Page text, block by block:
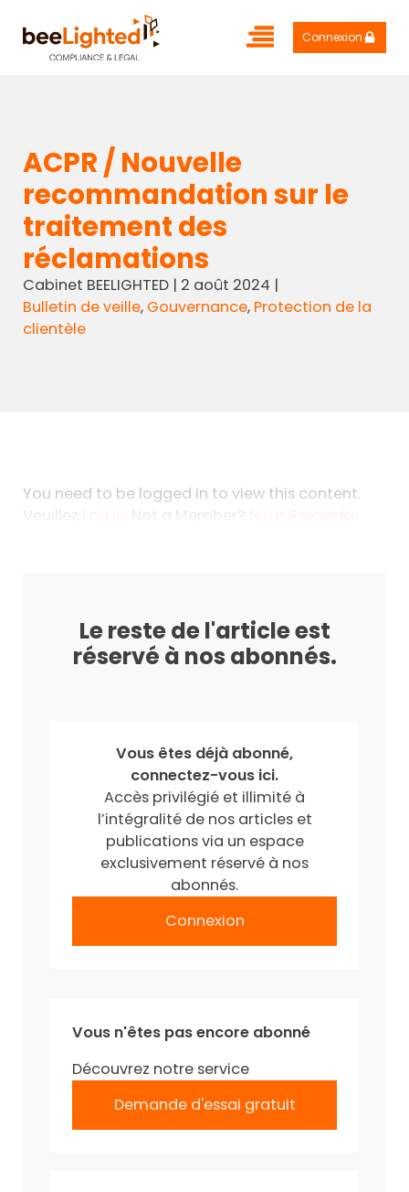
Connexion
ACPR / Nouvelle
recommandation sur le
traitement des
réclamations
Cabinet BEELIGHTED| 2 août 2024 |
Bulletin de veille, Gouvernance, Protection de la
clientèle
You need to be logged in to view this content.
Veuillez
. Not a Member?
Le reste de l'article est
réservé à nos abonnés.
Vous êtes déjà abonné,
connectez-vous ici.
Accès privilégié et illimité à
l’intégralité de nos articles et
publications via un espace
exclusivement réservé à nos
abonnés.
Connexion
Vous n'êtes pas encore abonné
Découvrez notre service
Demande d'essai gratuit